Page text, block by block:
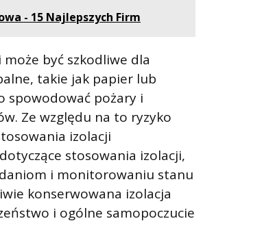
- 15 Najlepszych Firm
być szkodliwe dla
takie jak papier lub
spowodować pożary i
Ze względu na to ryzyko
izolacji
stosowania izolacji,
i monitorowaniu stanu
konserwowana izolacja
i ogólne samopoczucie